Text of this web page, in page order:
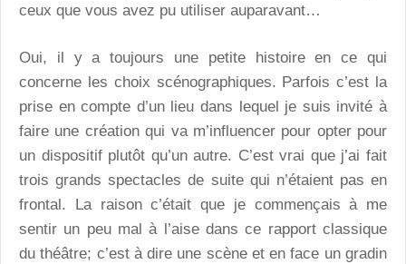
ceux que vous avez pu utiliser auparavant…
Oui, il y a toujours une petite histoire en ce qui
concerne les choix scénographiques. Parfois c’est la
prise en compte d’un lieu dans lequel je suis invité à
faire une création qui va m’influencer pour opter pour
un dispositif plutôt qu’un autre. C’est vrai que j’ai fait
trois grands spectacles de suite qui n’étaient pas en
frontal. La raison c’était que je commençais à me
sentir un peu mal à l’aise dans ce rapport classique
du théâtre; c’est à dire une scène et en face un gradin